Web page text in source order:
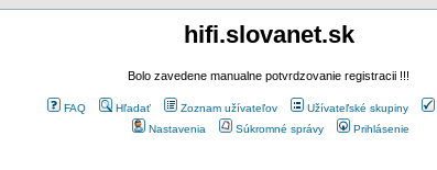
hifi.slovanet.sk
Bolo zavedene manualne potvrdzovanie registracii !!!
FAQ Hľadať Zoznam užívateľov Užívateľské skupiny
Nastavenia
Súkromné správy Prihlásenie